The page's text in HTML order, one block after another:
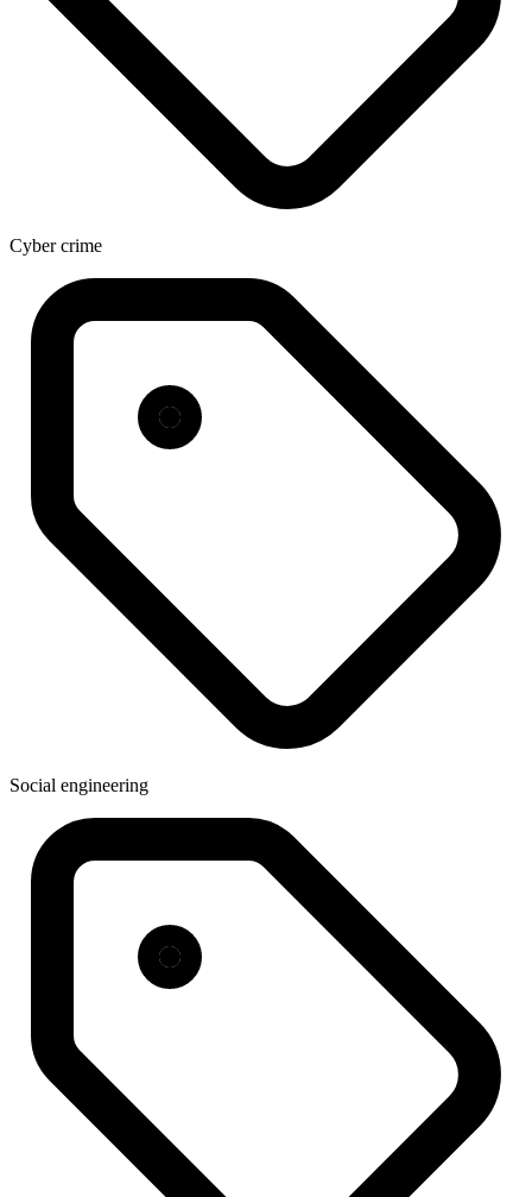
Cyber crime
Social engineering